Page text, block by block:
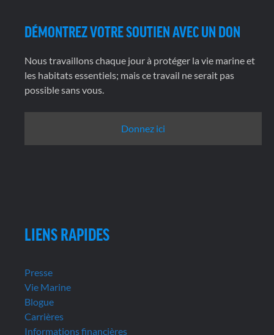
DÉMONTREZ VOTRE SOUTIEN AVEC UN DON
Nous travaillons chaque jour à protéger la vie marine et
les habitats essentiels; mais ce travail ne serait pas
possible sans vous.
Donnez ici
LIENS RAPIDES
Presse
Vie Marine
Blogue
Carrières
Informations financières